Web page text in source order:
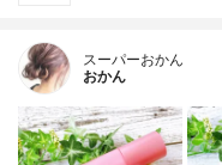
スーパーおかん
おかん